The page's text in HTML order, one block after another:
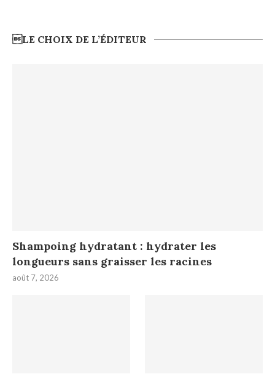
LE CHOIX DE L’ÉDITEUR
Shampoing hydratant : hydrater les
longueurs sans graisser les racines
août 7, 2026